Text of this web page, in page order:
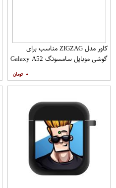
کاور مدل ZIGZAG مناسب برای
گوشی موبایل سامسونگ Galaxy A52
۰